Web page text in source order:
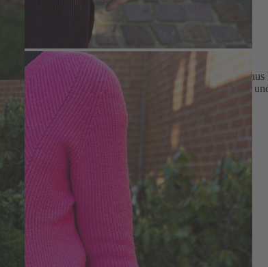
Ausstattung
und robuste Nutzung im Alltag. Der Schulterriemen
Strandhaus mit Koralle sollte vor Feuchtigkeit
Polyester
Antik-Messing-Karabinerhaken
vorn, Korallenmotiv hinten
Nordsee